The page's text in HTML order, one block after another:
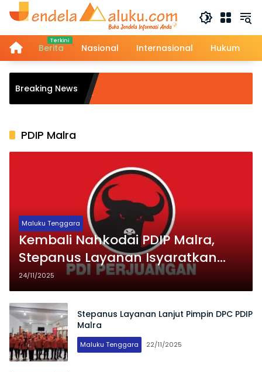
Langsung
HomeBerita Nasional Internasional Hukum
Breaking News
PDIP Malra
Maluku Tenggara
Kembali Nahkodai PDIP Malra,
Stepanus Layanan Isyaratkan
Rebut Kursi Bupati Maluku
Tenggara 2030
24/11/2025
Stepanus Layanan Lanjut Pimpin DPC PDIP
Malra
Maluku Tenggara 22/11/2025